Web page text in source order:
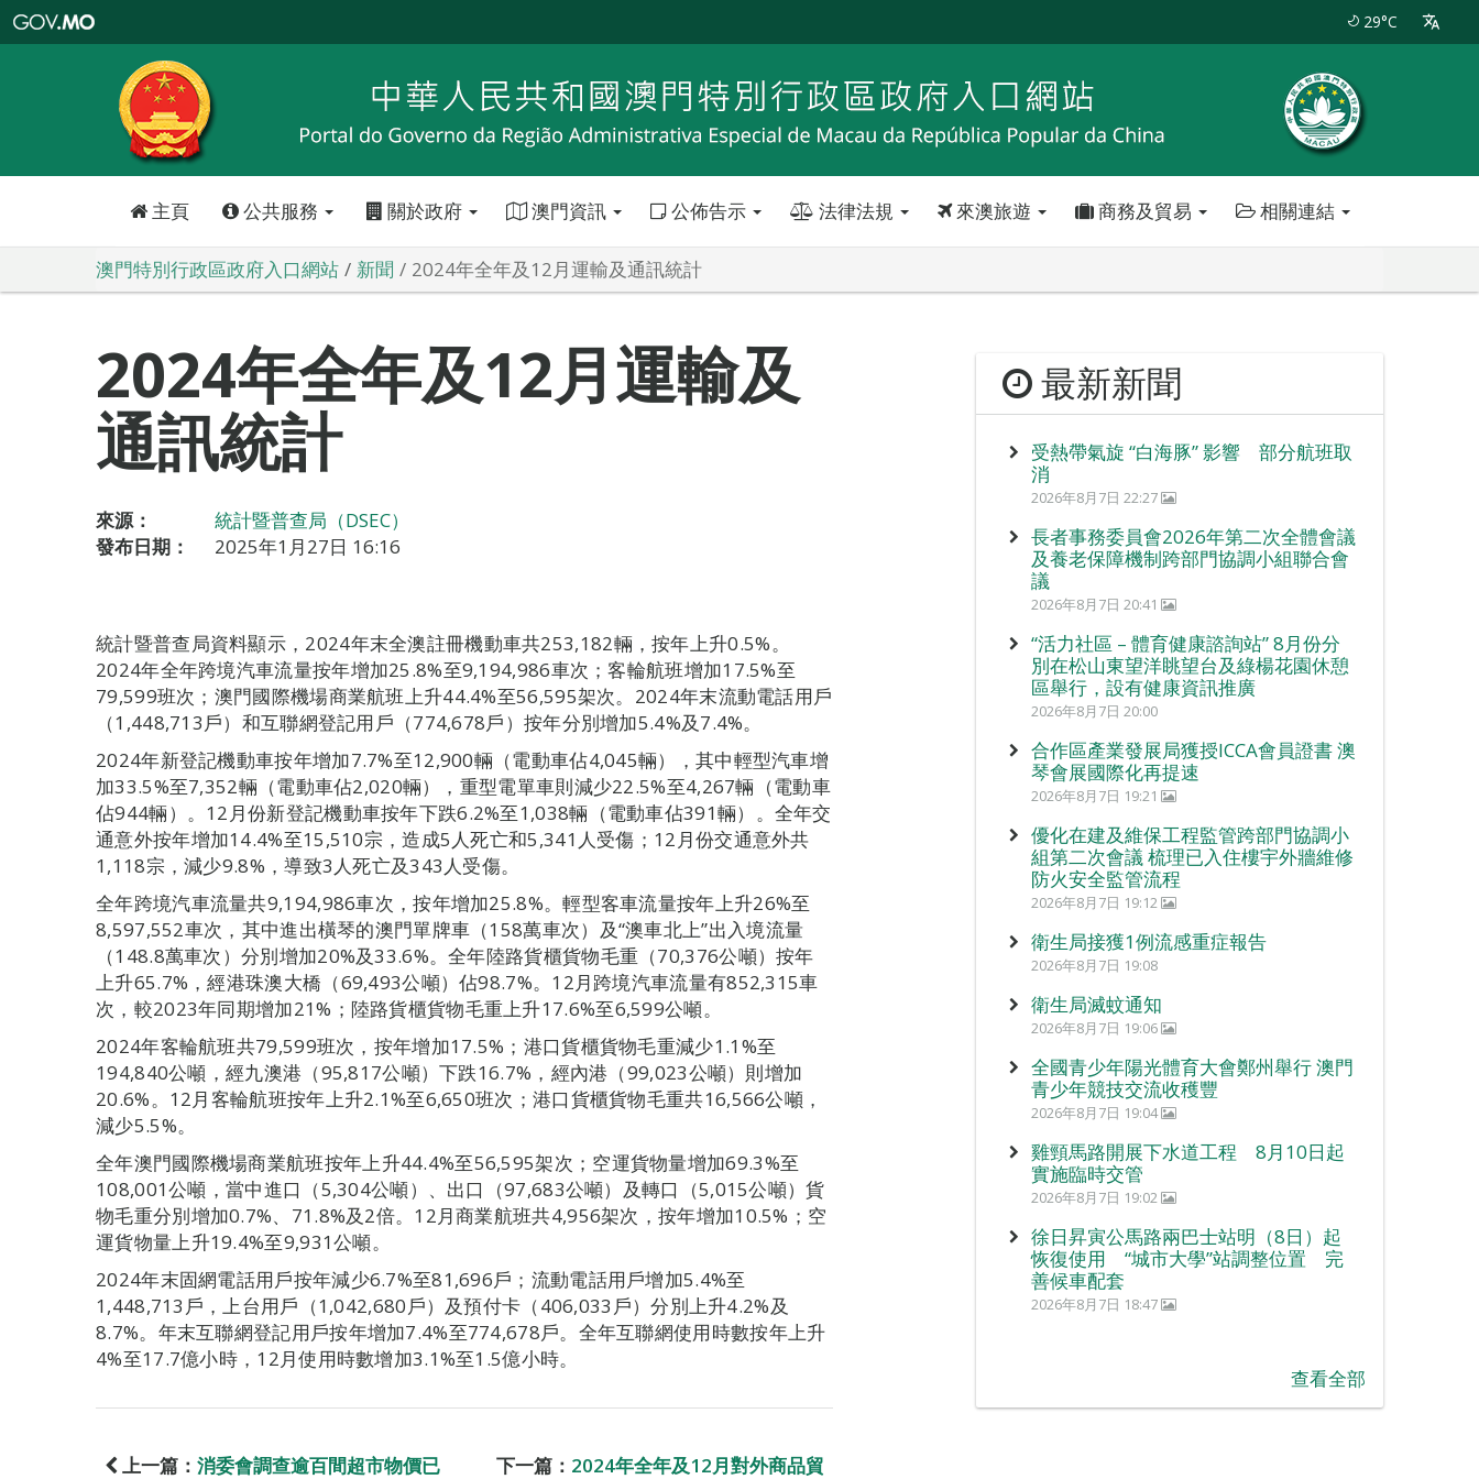
特
政
區
政
口
29°C
主頁 公共服務 關於政府 澳門資訊 公佈告示 法律法規 來澳旅遊 商務及貿易 相關連結
澳門特別行政區政府入口網站 新聞 2024年全年及12月運輸及通訊統計
2024年全年及12月運輸及
通訊統計
來源：
統計暨普查局（DSEC）
發布日期：
2025年1月27日 16:16
統計暨普查局資料顯示，2024年末全澳註冊機動車共253,182輛，按年上升0.5%。
2024年全年跨境汽車流量按年增加25.8%至9,194,986車次；客輪航班增加17.5%至
79,599班次；澳門國際機場商業航班上升44.4%至56,595架次。2024年末流動電話用戶
（1,448,713戶）和互聯網登記用戶（774,678戶）按年分別增加5.4%及7.4%。
2024年新登記機動車按年增加7.7%至12,900輛（電動車佔4,045輛），其中輕型汽車增
加33.5%至7,352輛（電動車佔2,020輛），重型電單車則減少22.5%至4,267輛（電動車
佔944輛）。12月份新登記機動車按年下跌6.2%至1,038輛（電動車佔391輛）。全年交
通意外按年增加14.4%至15,510宗，造成5人死亡和5,341人受傷；12月份交通意外共
1,118宗，減少9.8%，導致3人死亡及343人受傷。
全年跨境汽車流量共9,194,986車次，按年增加25.8%。輕型客車流量按年上升26%至
8,597,552車次，其中進出橫琴的澳門單牌車（158萬車次）及“澳車北上”出入境流量
（148.8萬車次）分別增加20%及33.6%。全年陸路貨櫃貨物毛重（70,376公噸）按年
上升65.7%，經港珠澳大橋（69,493公噸）佔98.7%。12月跨境汽車流量有852,315車
次，較2023年同期增加21%；陸路貨櫃貨物毛重上升17.6%至6,599公噸。
2024年客輪航班共79,599班次，按年增加17.5%；港口貨櫃貨物毛重減少1.1%至
194,840公噸，經九澳港（95,817公噸）下跌16.7%，經內港（99,023公噸）則增加
20.6%。12月客輪航班按年上升2.1%至6,650班次；港口貨櫃貨物毛重共16,566公噸，
減少5.5%。
全年澳門國際機場商業航班按年上升44.4%至56,595架次；空運貨物量增加69.3%至
108,001公噸，當中進口（5,304公噸）、出口（97,683公噸）及轉口（5,015公噸）貨
物毛重分別增加0.7%、71.8%及2倍。12月商業航班共4,956架次，按年增加10.5%；空
運貨物量上升19.4%至9,931公噸。
2024年末固網電話用戶按年減少6.7%至81,696戶；流動電話用戶增加5.4%至
1,448,713戶，上台用戶（1,042,680戶）及預付卡（406,033戶）分別上升4.2%及
8.7%。年末互聯網登記用戶按年增加7.4%至774,678戶。全年互聯網使用時數按年上升
4%至17.7億小時，12月使用時數增加3.1%至1.5億小時。
上一篇： 消委會調查逾百間超市物價已 下一篇： 2024年全年及12月對外商品貿
最新新聞
受熱帶氣旋 “白海豚” 影響 部分航班取
消
2026年8月7日 22:27
長者事務委員會2026年第二次全體會議
及養老保障機制跨部門協調小組聯合會
議
2026年8月7日 20:41
“活力社區 – 體育健康諮詢站” 8月份分
別在松山東望洋眺望台及綠楊花園休憩
區舉行，設有健康資訊推廣
2026年8月7日 20:00
合作區產業發展局獲授ICCA會員證書 澳
琴會展國際化再提速
2026年8月7日 19:21
優化在建及維保工程監管跨部門協調小
組第二次會議 梳理已入住樓宇外牆維修
防火安全監管流程
2026年8月7日 19:12
衛生局接獲1例流感重症報告
2026年8月7日 19:08
衛生局滅蚊通知
2026年8月7日 19:06
全國青少年陽光體育大會鄭州舉行 澳門
青少年競技交流收穫豐
2026年8月7日 19:04
雞頸馬路開展下水道工程 8月10日起
實施臨時交管
2026年8月7日 19:02
徐日昇寅公馬路兩巴士站明（8日）起
恢復使用 “城市大學”站調整位置 完
善候車配套
2026年8月7日 18:47
查看全部